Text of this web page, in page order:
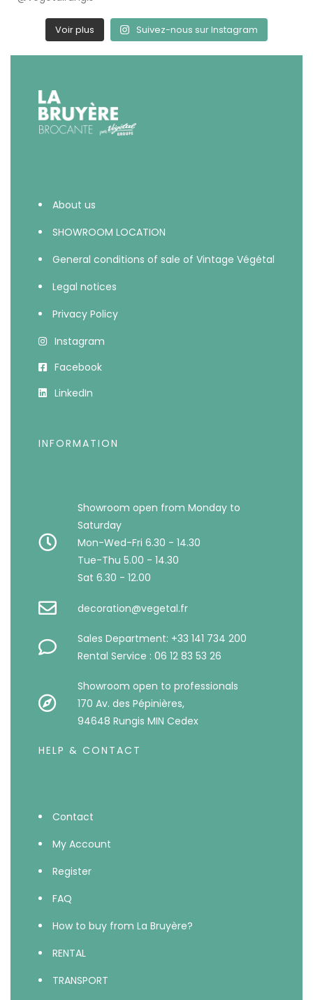
Voir plus Suivez-nous sur Instagram
About us
SHOWROOM LOCATION
General conditions of sale of Vintage Végétal
Legal notices
Privacy Policy
Instagram
Facebook
LinkedIn
INFORMATION
Showroom open from Monday to
Saturday
Mon-Wed-Fri 6.30 - 14.30
Tue-Thu 5.00 - 14.30
Sat 6.30 - 12.00
decoration@vegetal.fr
Sales Department: +33 141 734 200
Rental Service : 06 12 83 53 26
Showroom open to professionals
170 Av. des Pépinières,
94648 Rungis MIN Cedex
HELP & CONTACT
Contact
My Account
Register
FAQ
How to buy from La Bruyère?
RENTAL
TRANSPORT